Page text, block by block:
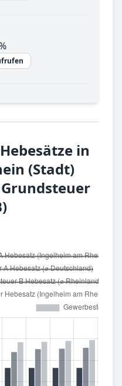
in
(Stadt)